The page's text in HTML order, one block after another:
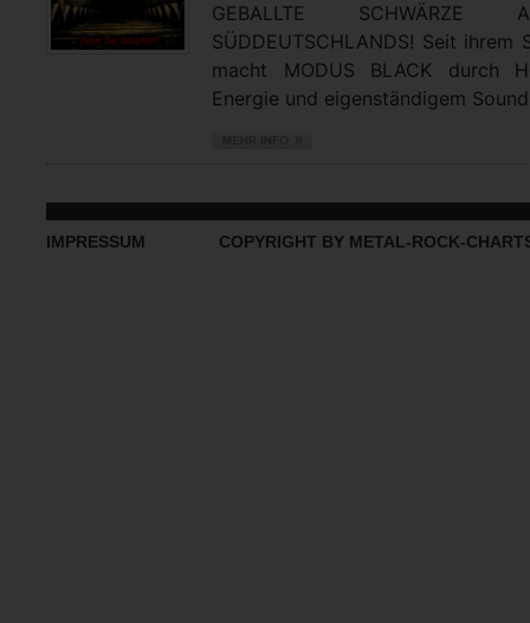
GEBALLTE
SÜDDEUTSCHLANDS! Seit
macht MODUS BLACK durch
Energie und eigenständigem
IMPRESSUM COPYRIGHT BY METAL-ROCK-